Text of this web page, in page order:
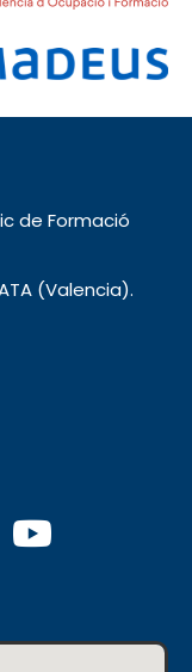
de Formació
(Valencia).